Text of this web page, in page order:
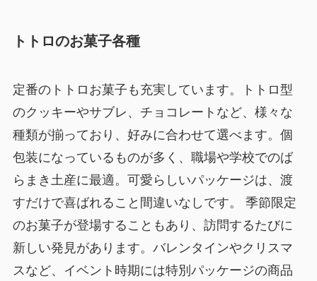
トトロのお菓子各種
定番のトトロお菓子も充実しています。トトロ型
のクッキーやサブレ、チョコレートなど、様々な
種類が揃っており、好みに合わせて選べます。個
包装になっているものが多く、職場や学校でのば
らまき土産に最適。可愛らしいパッケージは、渡
すだけで喜ばれること間違いなしです。 季節限定
のお菓子が登場することもあり、訪問するたびに
新しい発見があります。バレンタインやクリスマ
スなど、イベント時期には特別パッケージの商品